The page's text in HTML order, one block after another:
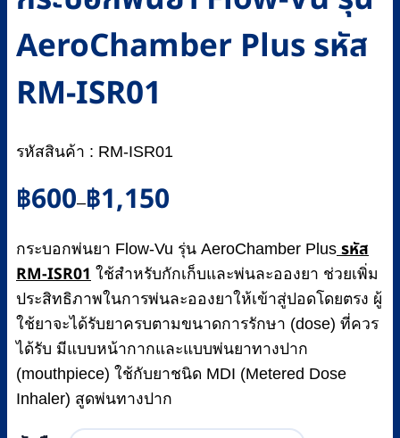
AeroChamber Plus รหัส
RM-ISR01
รหัสสินค้า : RM-ISR01
฿600–฿1,150
Price
range:
through
฿1,150
กระบอกพ่นยา Flow-Vu รุ่น AeroChamber Plusรหัส
RM-ISR01 ใช้สำหรับกักเก็บและพ่นละอองยา ช่วยเพิ่ม
ประสิทธิภาพในการพ่นละอองยาให้เข้าสู่ปอดโดยตรง ผู้
ใช้ยาจะได้รับยาครบตามขนาดการรักษา (dose) ที่ควร
ได้รับ มีแบบหน้ากากและแบบพ่นยาทางปาก
(mouthpiece) ใช้กับยาชนิด MDI (Metered Dose
Inhaler) สูดพ่นทางปาก